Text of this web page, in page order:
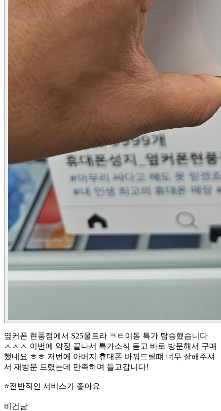
옆커폰 현풍점에서 S25울트라 ㅋㅌ이동 특가 탑승했습니다
ㅅㅅㅅ 이번에 약정 끝나서 특가소식 듣고 바로 방문해서 구매
했네요 ㅎㅎ 저번에 아버지 휴대폰 바꿔드릴떄 너무 잘해주셔
서 재방문 드렸는데 만족하며 들고갑니다!
⭐전반적인 서비스가 좋아요
비건남